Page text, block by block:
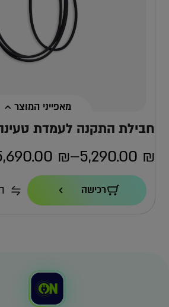
מאפייני המוצר
חבילת התקנה לעמדת
5,290.00 ₪
–
₪
טווח
מחירים:
⁦5,290.00 ₪⁩
הספק טעינה
22KW
למה העמדה הזו?
רכישה